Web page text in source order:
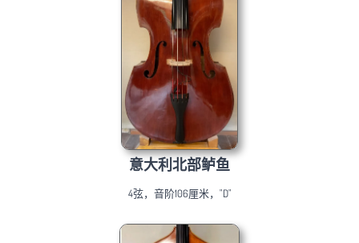
意大利北部鲈鱼
4弦，音阶106厘米，"D"